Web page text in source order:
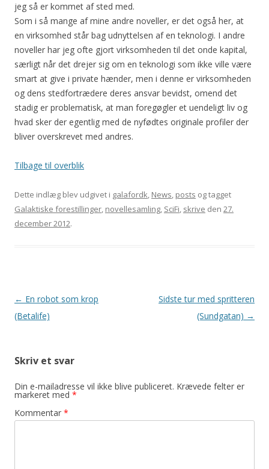
jeg så er kommet af sted med.
Som i så mange af mine andre noveller, er det også her, at
en virksomhed står bag udnyttelsen af en teknologi. I andre
noveller har jeg ofte gjort virksomheden til det onde kapital,
særligt når det drejer sig om en teknologi som ikke ville være
smart at give i private hænder, men i denne er virksomheden
og dens stedfortrædere deres ansvar bevidst, omend det
stadig er problematisk, at man foregøgler et uendeligt liv og
hvad sker der egentlig med de nyfødtes originale profiler der
bliver overskrevet med andres.
Tilbage til overblik
Dette indlæg blev udgivet i galafordk, News, posts og tagget
Galaktiske forestillinger, novellesamling, SciFi, skrive den 27.
december 2012.
Indlægsnavigation
← En robot som krop
(Betalife)
Sidste tur med spritteren
(Sundgatan) →
Skriv et svar
Din e-mailadresse vil ikke blive publiceret. Krævede felter er
markeret med *
Kommentar *